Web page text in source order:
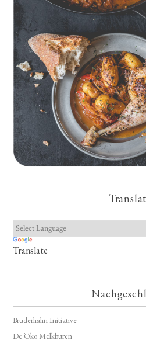
Geschmorte Hähnchenschenkel
Kartoffeln
Translate
Bruderhahn Initiative
De Öko Melkburen